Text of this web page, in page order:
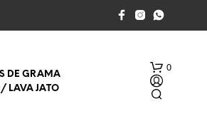
DE GRAMA
/ LAVA JATO
0